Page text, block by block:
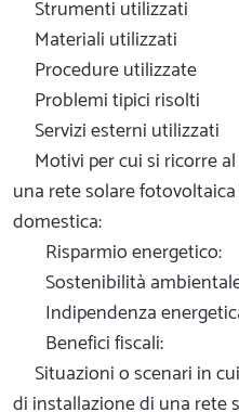
Strumenti utilizzati
Materiali utilizzati
Procedure utilizzate
Problemi tipici risolti
Servizi esterni utilizzati
Motivi per cui si ricorre
una rete solare
domestica:
Risparmio energetico:
Sostenibilità
Indipendenza
Benefici fiscali:
Situazioni o scenari in
di installazione di una rete